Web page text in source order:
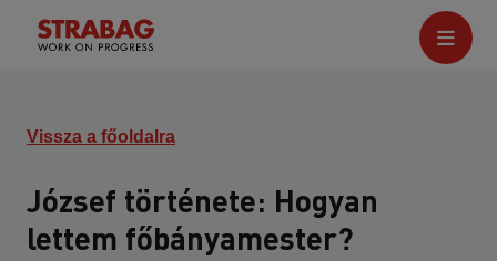
Vissza a főoldalra
József története: Hogyan
lettem főbányamester?